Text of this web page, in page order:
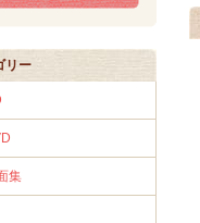
リー
集